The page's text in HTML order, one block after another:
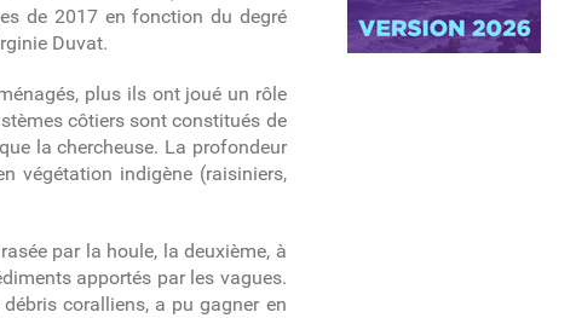
de 2017 en fonction du degré
Duvat.
plus ils ont joué un rôle
côtiers sont constitués de
la chercheuse. La profondeur
végétation indigène (raisiniers,
par la houle, la deuxième, à
apportés par les vagues.
coralliens, a pu gagner en